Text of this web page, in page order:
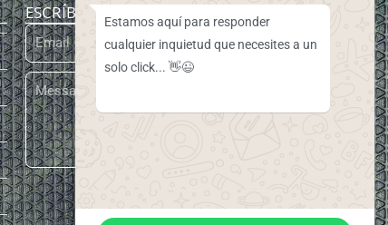
ESCRÍBENOSEstamos aquí para responder
cualquier inquietud que necesites a un
solo click... 👋😉